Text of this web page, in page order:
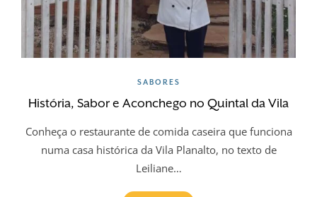
SABORES
História, Sabor e Aconchego no Quintal da Vila
Conheça o restaurante de comida caseira que funciona
numa casa histórica da Vila Planalto, no texto de
Leiliane…